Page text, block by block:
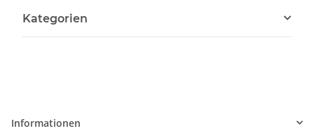
Kategorien
Informationen